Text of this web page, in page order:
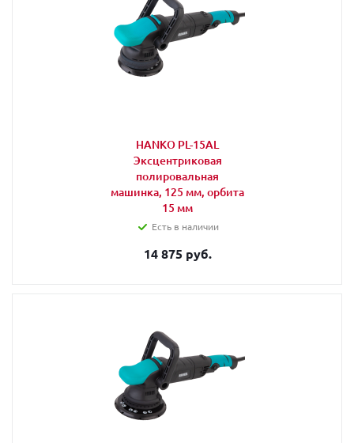
HANKO PL-15AL
Эксцентриковая
полировальная
машинка, 125 мм, орбита
15 мм
Есть в наличии
14 875 руб.